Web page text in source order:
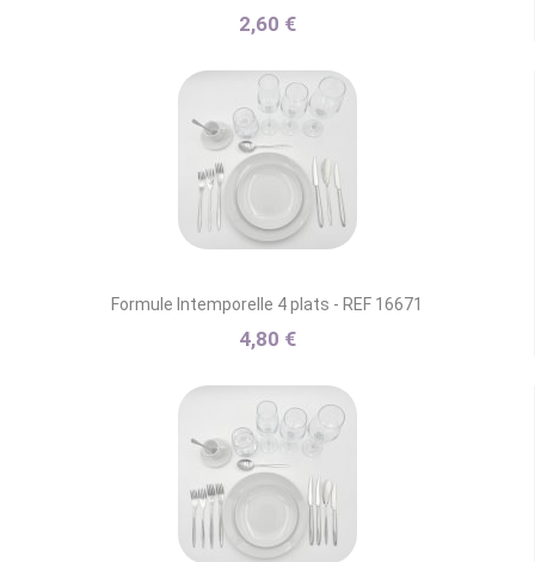
2,60 €
Formule Intemporelle 4 plats - REF 16671
4,80 €